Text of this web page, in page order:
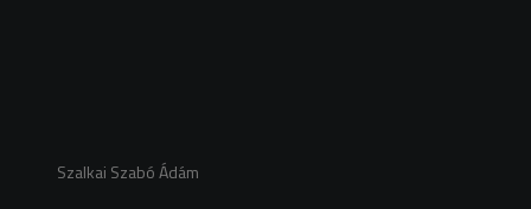
Szalkai Szabó Ádám